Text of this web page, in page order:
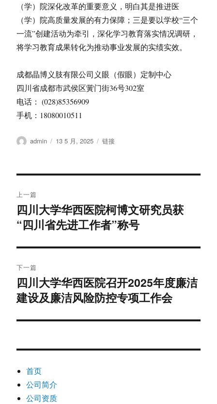
（学）院深化改革的重要意义，明白其是推进医
（学）院高质量发展的有力保障；三是要以学校“三个
一流”创建活动为牵引，深化学习教育落实情况调研，
将学习教育成果转化为推动事业发展的实绩实效。
成都晶博义肢有限公司义眼（假眼）定制中心
四川省成都市武侯区黉门街36号302室
电话： (028)85356909
手机：18080010511
作
admin
发
13 5 月, 2025
格
链接
章
导
航
上一篇
上
篇
章：
四川大学华西医院柯博文研究员获
“四川省先进工作者”称号
下一篇
下
篇
章：
四川大学华西医院召开2025年度廉洁
建设及廉洁风险防控专项工作会
首页
公司简介
公司资质